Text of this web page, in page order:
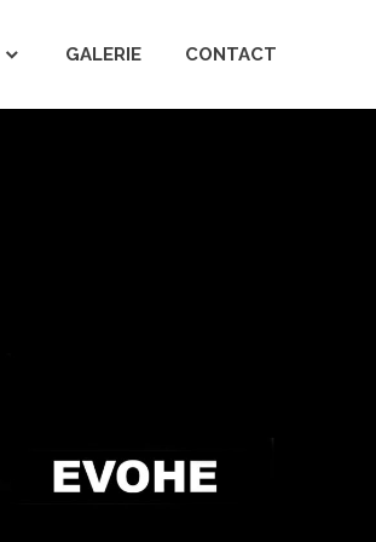
GALERIE CONTACT